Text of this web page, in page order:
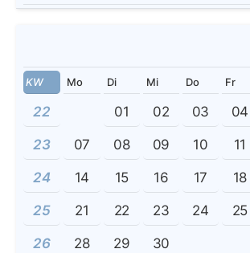
KW Mo Di Mi Do Fr
22 01 02 03 04
23 07 08 09 10 11
24 14 15 16 17 18
25 21 22 23 24 25
26 28 29 30